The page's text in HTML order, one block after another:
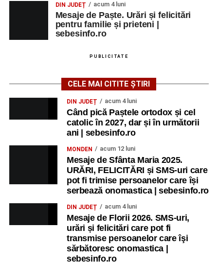
DIN JUDEȚ acum 4 luni
Mesaje de Paște. Urări și felicitări
pentru familie și prieteni |
sebesinfo.ro
PUBLICITATE
CELE MAI CITITE ȘTIRI
DIN JUDEȚ acum 4 luni
Când pică Paștele ortodox și cel
catolic în 2027, dar și în următorii
ani | sebesinfo.ro
MONDEN acum 12 luni
Mesaje de Sfânta Maria 2025.
URĂRI, FELICITĂRI și SMS-uri care
pot fi trimise persoanelor care își
serbează onomastica | sebesinfo.ro
DIN JUDEȚ acum 4 luni
Mesaje de Florii 2026. SMS-uri,
urări și felicitări care pot fi
transmise persoanelor care îşi
sărbătoresc onomastica |
sebesinfo.ro